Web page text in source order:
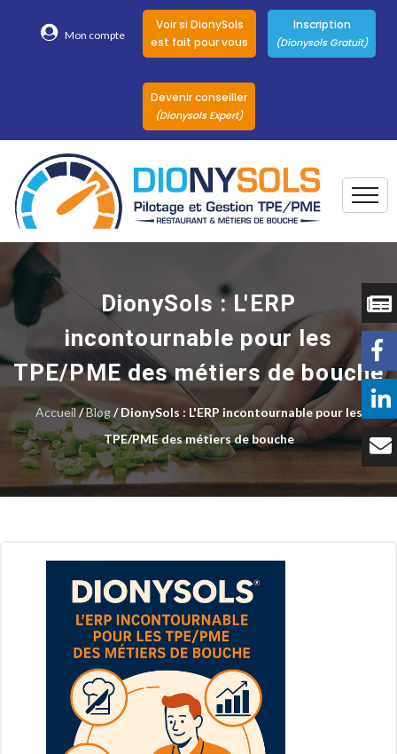
Mon compte
Voir si DionySols
est fait pour vous
Inscription
(Dionysols Gratuit)
Devenir conseiller
(Dionysols Expert)
Nos conseillers
DionySols
Nos versions
Nos autres
Solutions
Témoignages
Tarifs
DionySols : L'ERP
incontournable pour les
TPE/PME des métiers de bouche
Accueil/Blog/ DionySols : L'ERP incontournable pour les
TPE/PME des métiers de bouche